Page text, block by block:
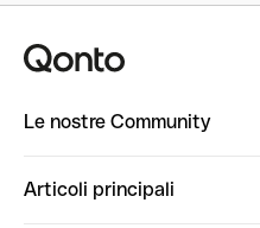
Le nostre Community
Articoli principali